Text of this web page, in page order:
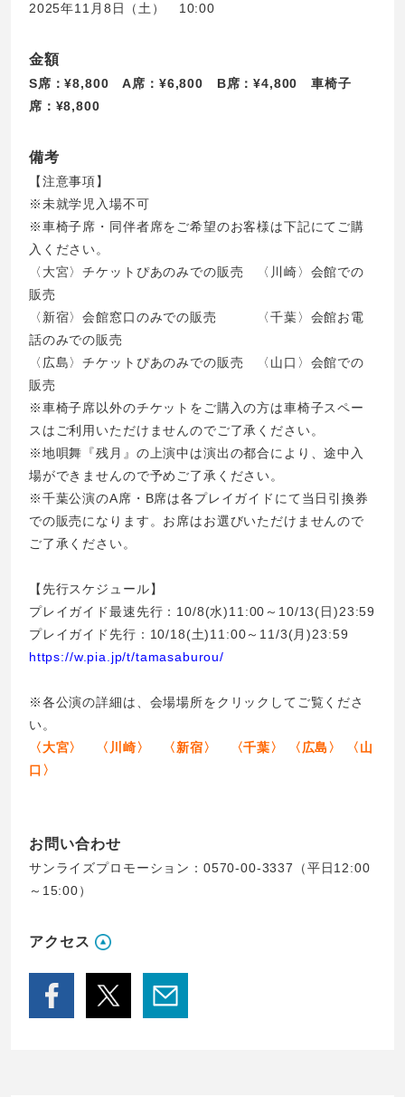
2025年11月8日（土） 10:00
金額
S席：¥8,800 A席：¥6,800 B席：¥4,800 車椅子
席：¥8,800
備考
【注意事項】
※未就学児入場不可
※車椅子席・同伴者席をご希望のお客様は下記にてご購
入ください。
〈大宮〉チケットぴあのみでの販売 〈川崎〉会館での
販売
〈新宿〉会館窓口のみでの販売 〈千葉〉会館お電
話のみでの販売
〈広島〉チケットぴあのみでの販売 〈山口〉会館での
販売
※車椅子席以外のチケットをご購入の方は車椅子スペー
スはご利用いただけませんのでご了承ください。
※地唄舞『残月』の上演中は演出の都合により、途中入
場ができませんので予めご了承ください。
※千葉公演のA席・B席は各プレイガイドにて当日引換券
での販売になります。お席はお選びいただけませんので
ご了承ください。
【先行スケジュール】
プレイガイド最速先行：10/8(水)11:00～10/13(日)23:59
プレイガイド先行：10/18(土)11:00～11/3(月)23:59
https://w.pia.jp/t/tamasaburou/
※各公演の詳細は、会場場所をクリックしてご覧くださ
い。
〈大宮〉
〈川崎〉 〈新宿〉 〈千葉〉 〈広島〉
〈山
口〉
お問い合わせ
サンライズプロモーション：0570-00-3337（平日12:00
～15:00）
アクセス